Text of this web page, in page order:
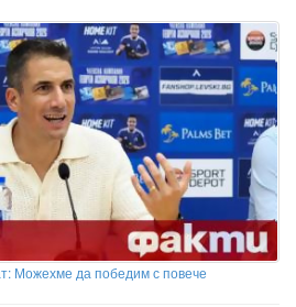
Можехме да победим с повече